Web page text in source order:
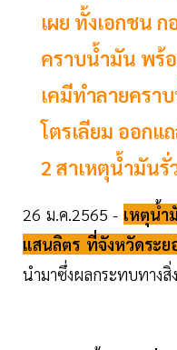
เผย ทั้งเอกชน
คราบน้ำมัน พร้
เคมีทำลายครา
โตรเลียม ออกแ
2 สาเหตุน้ำมัน
26 ม.ค.2565 - เหตุน้ำ
แสนลิตร ที่จังหวัดระย
นำมาซึ่งผลกระทบทางสิ่